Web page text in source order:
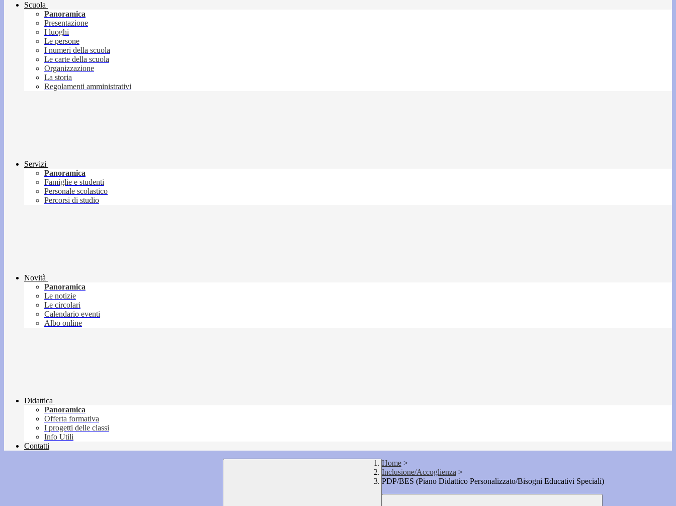
Scuola
Panoramica
Presentazione
I luoghi
Le persone
I numeri della scuola
Le carte della scuola
Organizzazione
La storia
Regolamenti amministrativi
Servizi
Panoramica
Famiglie e studenti
Personale scolastico
Percorsi di studio
Novità
Panoramica
Le notizie
Le circolari
Calendario eventi
Albo online
Didattica
Panoramica
Offerta formativa
I progetti delle classi
Info Utili
Contatti
Home >
Inclusione/Accoglienza >
PDP/BES (Piano Didattico Personalizzato/Bisogni Educativi Speciali)